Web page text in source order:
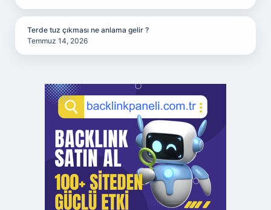
Terde tuz çıkması ne anlama gelir ?
Temmuz 14, 2026